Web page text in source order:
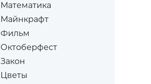
Математика
Майнкрафт
Фильм
Октоберфест
Закон
Цветы